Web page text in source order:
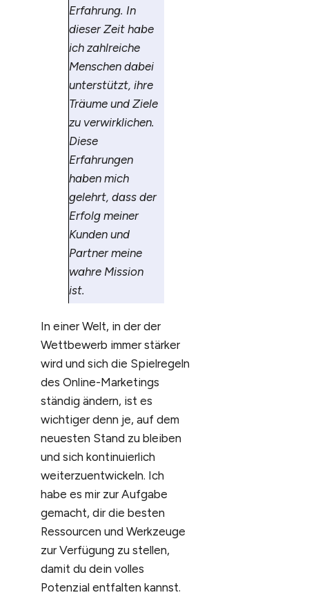
Erfahrung. In
dieser Zeit habe
ich zahlreiche
Menschen dabei
unterstützt, ihre
Träume und Ziele
zu verwirklichen.
Diese
Erfahrungen
haben mich
gelehrt, dass der
Erfolg meiner
Kunden und
Partner meine
wahre Mission
ist.
In einer Welt, in der der
Wettbewerb immer stärker
wird und sich die Spielregeln
des Online-Marketings
ständig ändern, ist es
wichtiger denn je, auf dem
neuesten Stand zu bleiben
und sich kontinuierlich
weiterzuentwickeln. Ich
habe es mir zur Aufgabe
gemacht, dir die besten
Ressourcen und Werkzeuge
zur Verfügung zu stellen,
damit du dein volles
Potenzial entfalten kannst.